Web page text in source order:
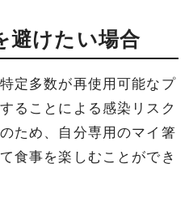
避けたい場合
定多数が再使用可能なプ
ることによる感染リスク
ため、自分専用のマイ箸
食事を楽しむことができ